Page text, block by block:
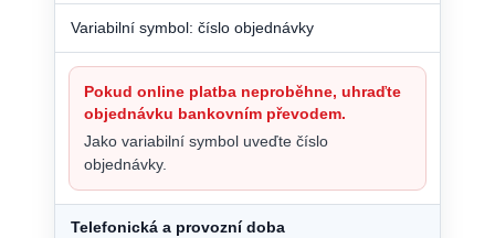
Variabilní symbol: číslo objednávky
Pokud online platba neproběhne, uhraďte
objednávku bankovním převodem.
Jako variabilní symbol uveďte číslo
objednávky.
Telefonická a provozní doba